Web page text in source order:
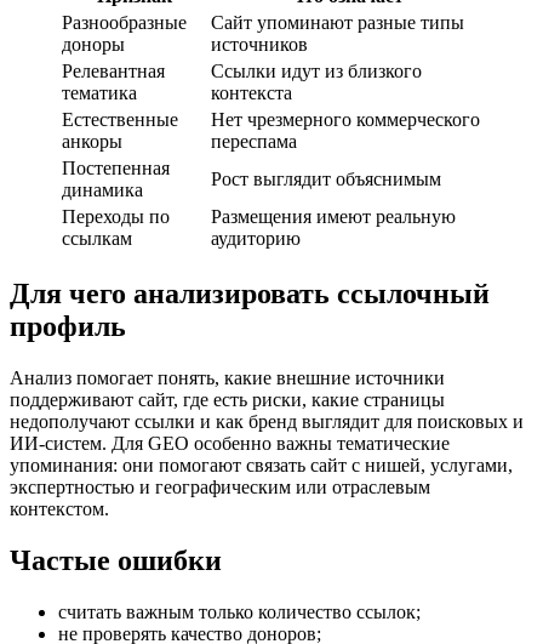
Разнообразные
доноры
Сайт упоминают разные типы
источников
Релевантная
тематика
Ссылки идут из близкого
контекста
Естественные
анкоры
Нет чрезмерного коммерческого
переспама
Постепенная
динамика
Рост выглядит объяснимым
Переходы по
ссылкам
Размещения имеют реальную
аудиторию
Для чего анализировать ссылочный
профиль
Анализ помогает понять, какие внешние источники
поддерживают сайт, где есть риски, какие страницы
недополучают ссылки и как бренд выглядит для поисковых и
ИИ-систем. Для GEO особенно важны тематические
упоминания: они помогают связать сайт с нишей, услугами,
экспертностью и географическим или отраслевым
контекстом.
Частые ошибки
считать важным только количество ссылок;
не проверять качество доноров;